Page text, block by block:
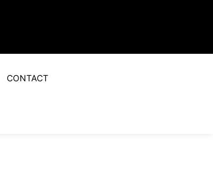
CONTACT